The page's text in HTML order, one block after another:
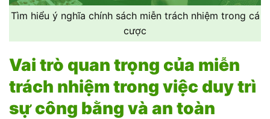
Tìm hiểu ý nghĩa chính sách miễn trách nhiệm trong cá
cược
Vai trò quan trọng của miễn
trách nhiệm trong việc duy trì
sự công bằng và an toàn